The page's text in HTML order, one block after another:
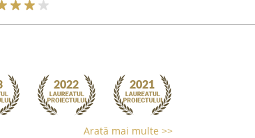
Arată mai multe >>